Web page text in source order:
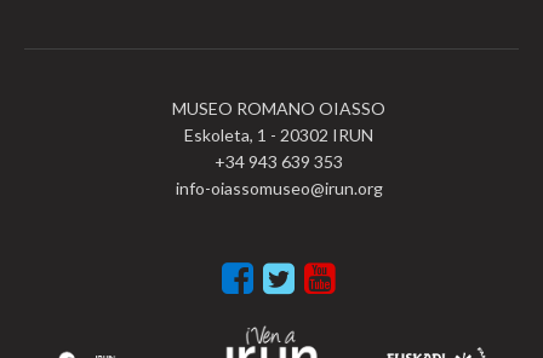
MUSEO ROMANO OIASSO
Eskoleta, 1 - 20302 IRUN
+34 943 639 353
info-oiassomuseo@irun.org